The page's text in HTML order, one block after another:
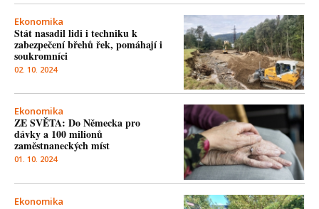
Ekonomika
Stát nasadil lidi i techniku k
zabezpečení břehů řek, pomáhají i
soukromníci
02. 10. 2024
Ekonomika
ZE SVĚTA: Do Německa pro
dávky a 100 milionů
zaměstnaneckých míst
01. 10. 2024
Ekonomika